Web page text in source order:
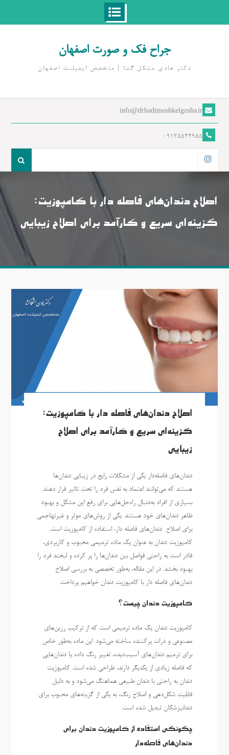
جراح فک و صورت اصفهان
دکتر هادی مشکل گشا | متخصص ايمپلنت اصفهان
info@drhadimoshkelgosha.ir
09135544955
اصلاح دندان‌های فاصله دار با کامپوزیت:
گزینه‌ای سریع و کارآمد برای اصلاح زیبایی
اصلاح دندان‌های فاصله دار با کامپوزیت:
گزینه‌ای سریع و کارآمد برای اصلاح
زیبایی
دندان‌های فاصله‌دار یکی از مشکلات رایج در زیبایی دندان‌ها
هستند که می‌توانند اعتماد به نفس فرد را تحت تاثیر قرار دهند.
بسیاری از افراد به‌دنبال راه‌حل‌هایی برای رفع این مشکل و بهبود
ظاهر دندان‌های خود هستند. یکی از روش‌های موثر و غیرتهاجمی
برای اصلاح دندان‌های فاصله دار، استفاده از کامپوزیت است.
کامپوزیت دندان به عنوان یک ماده ترمیمی محبوب و کاربردی،
قادر است به راحتی فواصل بین دندان‌ها را پر کرده و لبخند فرد را
بهبود بخشد. در این مقاله، به‌طور تخصصی به بررسی اصلاح
دندان‌های فاصله دار با کامپوزیت دندان خواهیم پرداخت.
کامپوزیت دندان چیست؟
کامپوزیت دندان یک ماده ترمیمی است که از ترکیب رزین‌های
مصنوعی و ذرات پرکننده ساخته می‌شود. این ماده به‌طور خاص
برای ترمیم دندان‌های آسیب‌دیده، تغییر رنگ داده یا دندان‌هایی
که فاصله زیادی از یکدیگر دارند، طراحی شده است. کامپوزیت
دندان به راحتی با دندان طبیعی هماهنگ می‌شود و به دلیل
قابلیت شکل‌دهی و اصلاح رنگ، به یکی از گزینه‌های محبوب برای
دندانپزشکان تبدیل شده است.
چگونگی استفاده از کامپوزیت دندان برای
دندان‌های فاصله‌دار